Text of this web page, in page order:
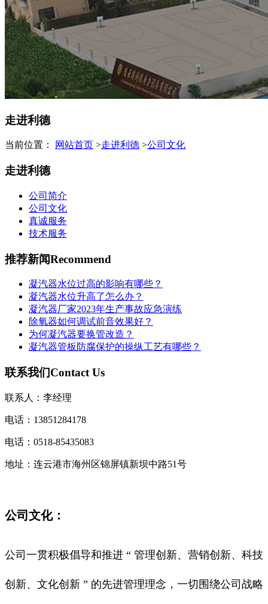
走进利德
当前位置： 网站首页 >走进利德 >公司文化
走进利德
公司简介
公司文化
真诚服务
技术服务
推荐新闻Recommend
凝汽器水位过高的影响有哪些？
凝汽器水位升高了怎么办？
凝汽器厂家2023年生产事故应急演练
除氧器如何调试前音效果好？
为何凝汽器要换管改造？
凝汽器管板防腐保护的操纵工艺有哪些？
联系我们Contact Us
联系人：李经理
电话：13851284178
电话：0518-85435083
地址：连云港市海州区锦屏镇新坝中路51号
公司文化：
公司一贯积极倡导和推进 “ 管理创新、营销创新、科技
创新、文化创新 ” 的先进管理理念，一切围绕公司战略